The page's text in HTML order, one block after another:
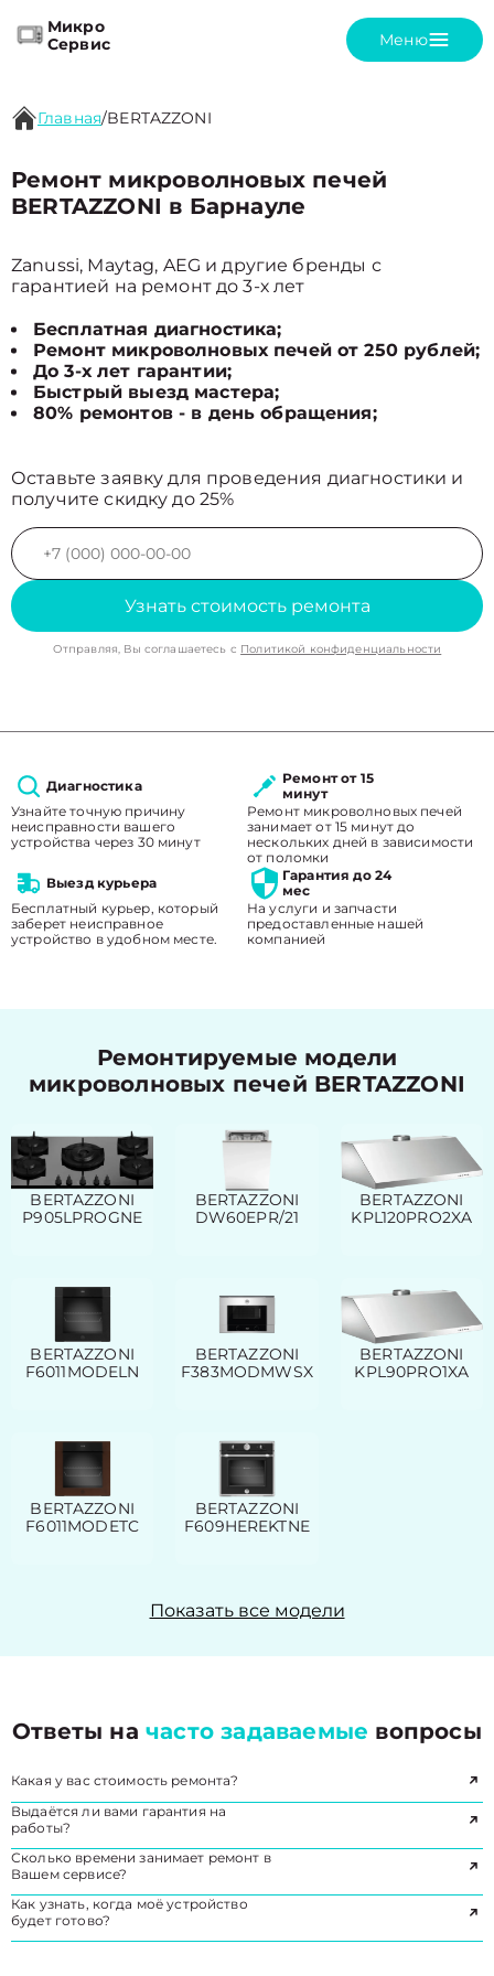
Микро
Сервис
Меню
Главная/BERTAZZONI
Ремонт микроволновых печей
BERTAZZONI в Барнауле
Zanussi, Maytag, AEG и другие бренды с
гарантией на ремонт до 3-х лет
Бесплатная диагностика;
Ремонт микроволновых печей от 250 рублей;
До 3-х лет гарантии;
Быстрый выезд мастера;
80% ремонтов - в день обращения;
Оставьте заявку для проведения диагностики и
получите скидку до 25%
Узнать стоимость ремонта
Отправляя, Вы соглашаетесь с Политикой конфиденциальности
Диагностика
Узнайте точную причину
неисправности вашего
устройства через 30 минут
Ремонт от 15
минут
Ремонт микроволновых печей
занимает от 15 минут до
нескольких дней в зависимости
от поломки
Выезд курьера
Бесплатный курьер, который
заберет неисправное
устройство в удобном месте.
Гарантия до 24
мес
На услуги и запчасти
предоставленные нашей
компанией
Ремонтируемые модели
микроволновых печей BERTAZZONI
BERTAZZONI
P905LPROGNE
BERTAZZONI
DW60EPR/21
BERTAZZONI
KPL120PRO2XA
BERTAZZONI
F6011MODELN
BERTAZZONI
F383MODMWSX
BERTAZZONI
KPL90PRO1XA
BERTAZZONI
F6011MODETC
BERTAZZONI
F609HEREKTNE
Показать все модели
Ответы начасто задаваемые вопросы
Какая у вас стоимость ремонта?
Выдаётся ли вами гарантия на
работы?
Сколько времени занимает ремонт в
Вашем сервисе?
Как узнать, когда моё устройство
будет готово?